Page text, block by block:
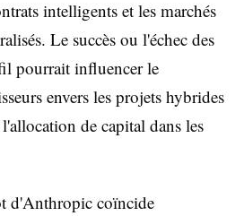
intelligents et les marchés
Le succès ou l'échec des
pourrait influencer le
envers les projets hybrides
de capital dans les
d'Anthropic coïncide